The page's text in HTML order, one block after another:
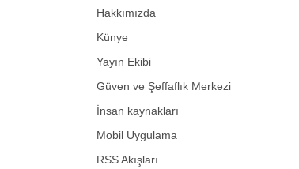
Hakkımızda
Künye
Yayın Ekibi
Güven ve Şeffaflık Merkezi
İnsan kaynakları
Mobil Uygulama
RSS Akışları